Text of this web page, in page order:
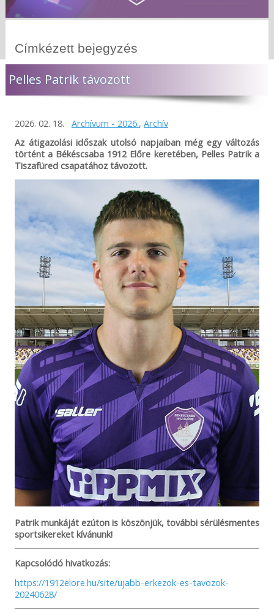
Címkézett bejegyzés
Pelles Patrik távozott
2026. 02. 18. Archívum - 2026., Archív
Az átigazolási időszak utolsó napjaiban még egy változás
történt a Békéscsaba 1912 Előre keretében, Pelles Patrik a
Tiszafüred csapatához távozott.
Patrik munkáját ezúton is köszönjük, további sérülésmentes
sportsikereket kívánunk!
Kapcsolódó hivatkozás:
https://1912elore.hu/site/ujabb-erkezok-es-tavozok-
20240628/